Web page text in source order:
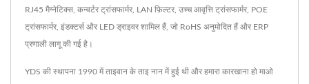
RJ45 मैग्नेटिक्स, कन्वर्टर ट्रांसफार्मर, LAN फ़िल्टर, उच्च आवृत्ति ट्रांसफार्मर, POE
ट्रांसफार्मर, इंडक्टर्स और LED ड्राइवर शामिल हैं, जो RoHS अनुमोदित हैं और ERP
प्रणाली लागू की गई है।
YDS की स्थापना 1990 में ताइवान के ताइ नान में हुई थी और हमारा कारखाना हो माओ